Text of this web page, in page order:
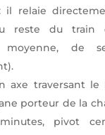
il relaie
reste du train
moyenne, de
axe traversant le
porteur de la
pivot